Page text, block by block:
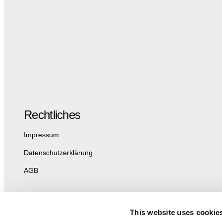
This website uses
Rechtliches
Impressum
Datenschutzerklärung
AGB